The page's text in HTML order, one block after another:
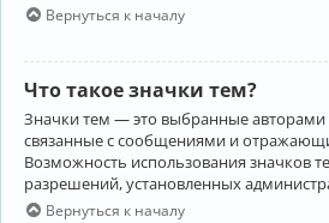
Вернуться к началу
Что такое значки тем?
Значки тем — это выбранные
связанные с сообщениями и
Возможность использования значков
разрешений, установленных
Вернуться к началу